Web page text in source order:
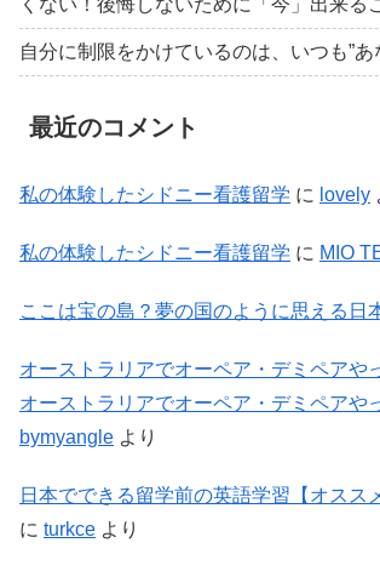
くない！後悔しないために「今」出来る
自分に制限をかけているのは、いつも”あ
最近のコメント
私の体験したシドニー看護留学 に lovely
私の体験したシドニー看護留学 に MIO
ここは宝の島？夢の国のように思える日
オーストラリアでオーペア・デミペア
オーストラリアでオーペア・デミペアや
bymyangle より
日本でできる留学前の英語学習【オスス
に turkce より